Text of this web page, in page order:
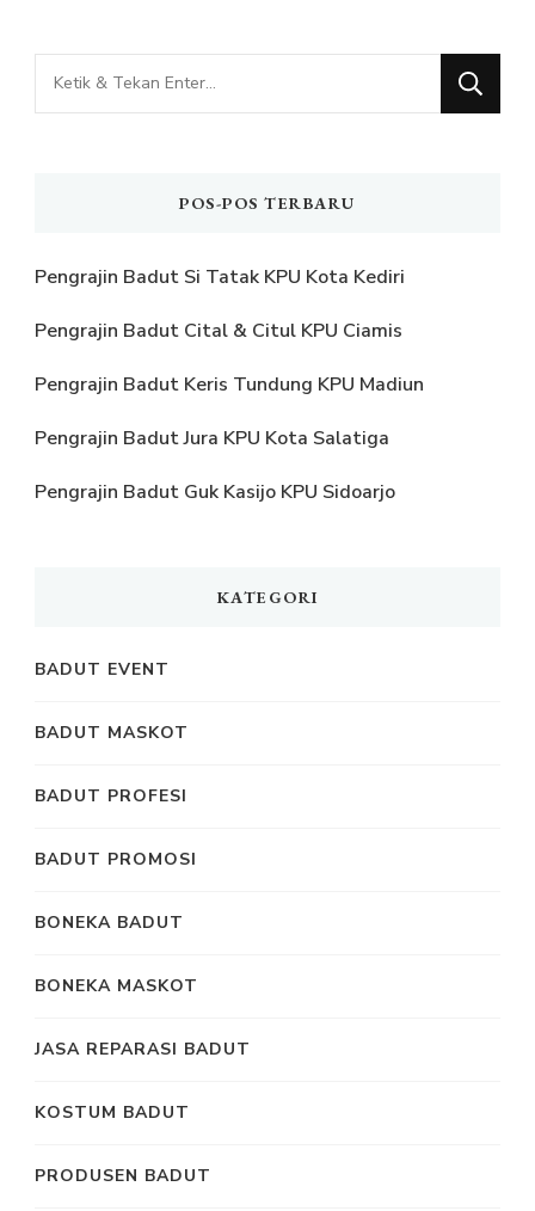
Mencari
Sesuatu?
POS-POS TERBARU
Pengrajin Badut Si Tatak KPU Kota Kediri
Pengrajin Badut Cital & Citul KPU Ciamis
Pengrajin Badut Keris Tundung KPU Madiun
Pengrajin Badut Jura KPU Kota Salatiga
Pengrajin Badut Guk Kasijo KPU Sidoarjo
KATEGORI
BADUT EVENT
BADUT MASKOT
BADUT PROFESI
BADUT PROMOSI
BONEKA BADUT
BONEKA MASKOT
JASA REPARASI BADUT
KOSTUM BADUT
PRODUSEN BADUT